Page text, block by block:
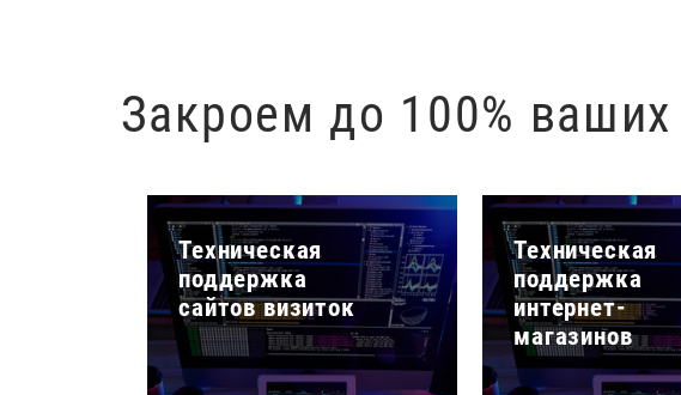
Закроем до 100%
Техническая
поддержка
сайтов визиток
Техническая
поддержка
интернет-
магазинов